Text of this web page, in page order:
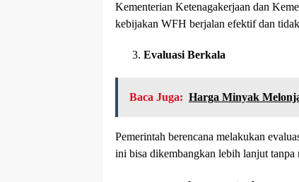
Kementerian Ketenagakerjaan dan
kebijakan WFH berjalan efektif dan
Evaluasi Berkala
Baca Juga: Harga Minyak
Pemerintah berencana melakukan
ini bisa dikembangkan lebih lanjut